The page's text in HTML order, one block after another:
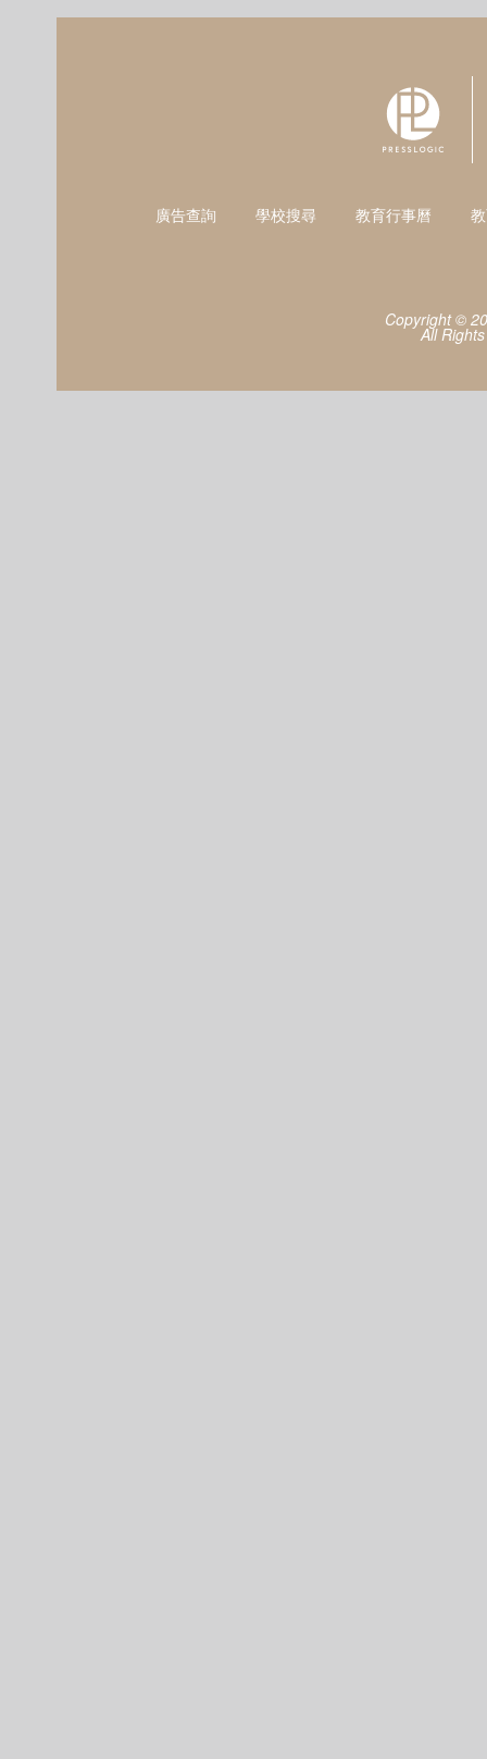
廣告查詢 學校搜尋 教育行事曆
Copyright ©
All